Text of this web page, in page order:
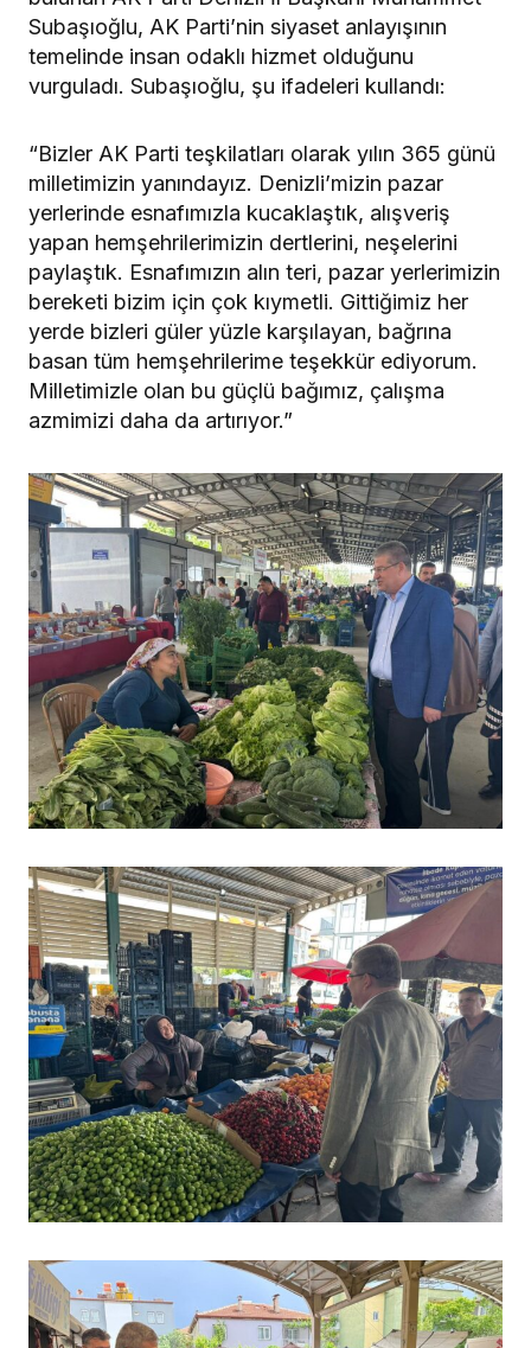
Subaşıoğlu, AK Parti’nin siyaset anlayışının
temelinde insan odaklı hizmet olduğunu
vurguladı. Subaşıoğlu, şu ifadeleri kullandı:
“Bizler AK Parti teşkilatları olarak yılın 365 günü
milletimizin yanındayız. Denizli’mizin pazar
yerlerinde esnafımızla kucaklaştık, alışveriş
yapan hemşehrilerimizin dertlerini, neşelerini
paylaştık. Esnafımızın alın teri, pazar yerlerimizin
bereketi bizim için çok kıymetli. Gittiğimiz her
yerde bizleri güler yüzle karşılayan, bağrına
basan tüm hemşehrilerime teşekkür ediyorum.
Milletimizle olan bu güçlü bağımız, çalışma
azmimizi daha da artırıyor.”